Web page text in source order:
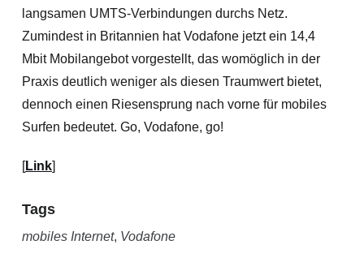
langsamen UMTS-Verbindungen durchs Netz.
Zumindest in Britannien hat Vodafone jetzt ein 14,4
Mbit Mobilangebot vorgestellt, das womöglich in der
Praxis deutlich weniger als diesen Traumwert bietet,
dennoch einen Riesensprung nach vorne für mobiles
Surfen bedeutet. Go, Vodafone, go!
[Link]
Tags
mobiles Internet, Vodafone